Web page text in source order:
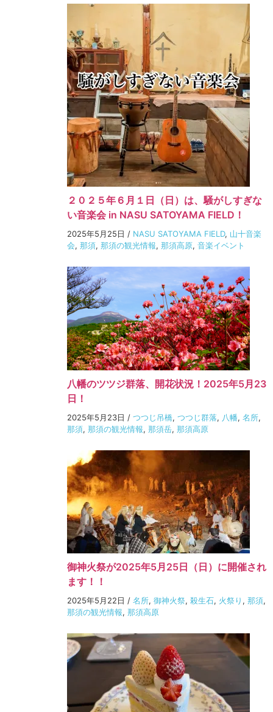
２０２５年６月１日（日）は、騒がしすぎな
い音楽会 in NASU SATOYAMA FIELD！
2025年5月25日 / NASU SATOYAMA FIELD, 山十音楽
会, 那須, 那須の観光情報, 那須高原, 音楽イベント
八幡のツツジ群落、開花状況！2025年5月23
日！
2025年5月23日 / つつじ吊橋, つつじ群落, 八幡, 名所,
那須, 那須の観光情報, 那須岳, 那須高原
御神火祭が2025年5月25日（日）に開催され
ます！！
2025年5月22日 / 名所, 御神火祭, 殺生石, 火祭り , 那須,
那須の観光情報, 那須高原